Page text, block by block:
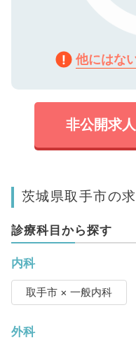
他にはな
非公開求
茨城県取手市の
診療科目から探す
内科
取手市 × 一般内科
外科